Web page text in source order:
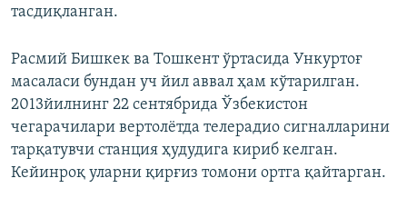
тасдиқланган.
Расмий Бишкек ва Тошкент ўртасида Ункуртоғ
масаласи бундан уч йил аввал ҳам кўтарилган.
2013йилнинг 22 сентябрида Ўзбекистон
чегарачилари вертолётда телерадио сигналларини
тарқатувчи станция ҳудудига кириб келган.
Кейинроқ уларни қирғиз томони ортга қайтарган.